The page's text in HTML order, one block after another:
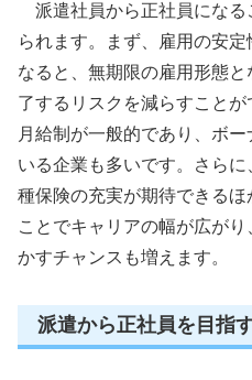
派遣社員から正社員になる
られます。まず、雇用の安
なると、無期限の雇用形態
了するリスクを減らすこと
月給制が一般的であり、ボ
いる企業も多いです。さら
種保険の充実が期待できる
ことでキャリアの幅が広が
かすチャンスも増えます。
派遣から正社員を目指